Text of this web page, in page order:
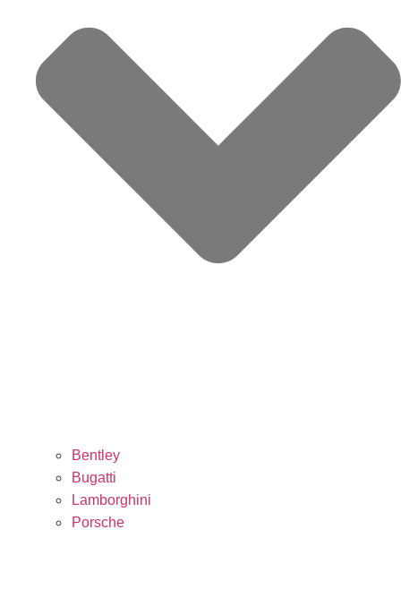
Bentley
Bugatti
Lamborghini
Porsche